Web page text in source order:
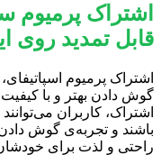
اشتراک پرمیوم
قابل تمدید روی
اشتراک پرمیوم
گوش دادن بهتر و با
اشتراک، کاربران
باشند و تجربه‌ی گوش
راحتی و لذت برای